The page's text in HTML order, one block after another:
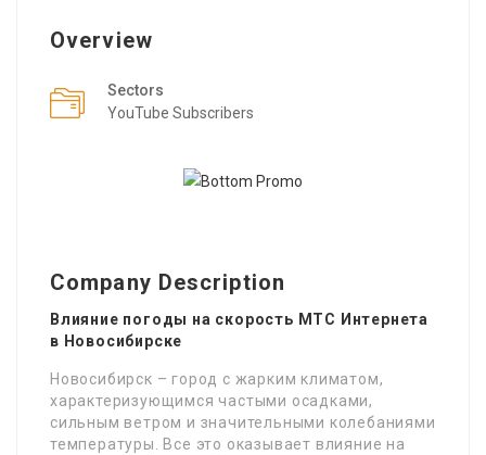
Overview
Sectors
YouTube Subscribers
Company Description
Влияние погоды на скорость МТС Интернета
в Новосибирске
Новосибирск – город с жарким климатом,
характеризующимся частыми осадками,
сильным ветром и значительными колебаниями
температуры. Все это оказывает влияние на